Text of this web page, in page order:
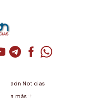
/ Twitter (se abre en una
Instagram (se abre en una
de TikTok (se abre en
Cuenta de YouTube (se abre
Cuenta de Telegram (se
Cuenta de
Cuenta de
adn Noticias
a más +